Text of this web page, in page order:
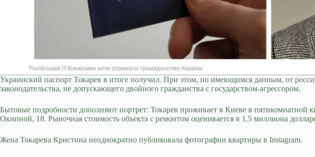
Украинский паспорт Токарев в итоге получил. При этом, по имеющимся данным, от
законодательства, не допускающего двойного гражданства с государством-агрессором.
Бытовые подробности дополняют портрет: Токарев проживает в Киеве в
Окипной, 18. Рыночная стоимость объекта с ремонтом оценивается в 1,5 миллиона
Жена Токарева Кристина неоднократно публиковала фотографии квартиры в Instagram.